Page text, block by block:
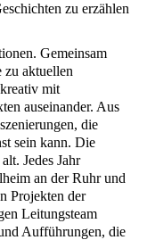
zu erzählen
Gemeinsam
aktuellen
mit
auseinander. Aus
die
sein kann. Die
Jedes Jahr
an der Ruhr und
Projekten der
Leitungsteam
Aufführungen, die